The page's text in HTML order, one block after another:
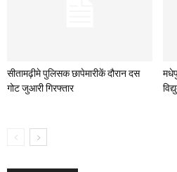
सीतामढ़ीमे पुलिसक छापेमारीकें दौरान दस
गोट जुआरी गिरफ्तार